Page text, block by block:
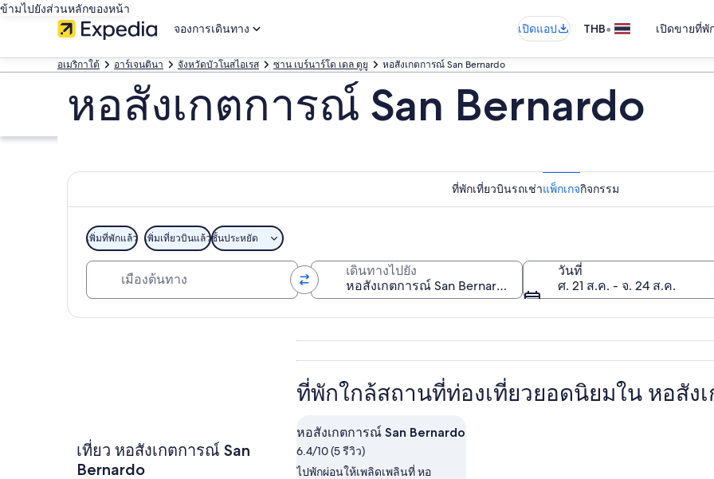
ข้ามไปยังส่วนหลักของหน้า
จองการเดินทาง
เปิดแอป THB• เปิดขายที่
อเมริกาใต้ อาร์เจนตินา จังหวัดบัวโนสไอเรส ซาน เบร์นาร์โด เดล ตูยู หอสังเกตการณ์ San Bernardo
หอสังเกตการณ์ San Bernardo
ที่พักเที่ยวบินรถเช่าแพ็กเกจกิจกรรม
เพิ่มที่พักแล้ว เพิ่มเที่ยวบินแล้วชั้นประหยัด
เมืองต้นทาง เดินทางไปยัง
วันที่
ศ. 21 ส.ค. - จ. 24 ส.ค.
เที่ยว หอสังเกตการณ์ San
Bernardo
ที่พักใกล้สถานที่ท่องเที่ยวยอดนิยมใน หอสัง
หอสังเกตการณ์ San Bernardo
6.4/10 (5 รีวิว)
ไปพักผ่อนให้เพลิดเพลินที่ หอ